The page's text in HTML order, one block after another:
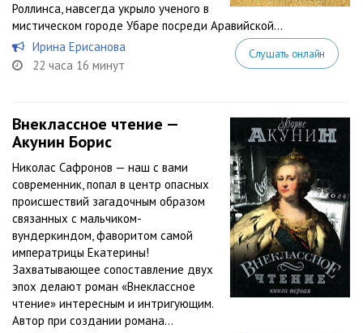
Роллинса, навсегда укрыло ученого в
мистическом городе Убаре посреди Аравийской...
Ирина Ерисанова
22 часа 16 минут
Слушать онлайн
Внеклассное чтение —
Акунин Борис
Николас Сафронов — наш с вами
современник, попал в центр опасных
происшествий загадочным образом
связанных с мальчиком-
вундеркиндом, фаворитом самой
императрицы Екатерины!
Захватывающее сопоставление двух
эпох делают роман «Внеклассное
чтение» интересным и интригующим.
Автор при создании романа...